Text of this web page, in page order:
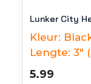
Lunker City
Kleur:
Lengte: 3"
5.99